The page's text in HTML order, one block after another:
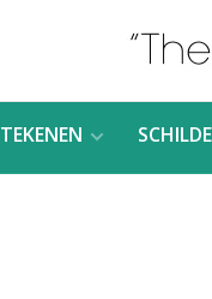
TEKENEN